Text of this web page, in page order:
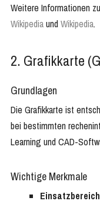
Weitere Informationen
Wikipediaund Wikipedia.
2. Grafikkarte
Grundlagen
Die Grafikkarte ist
bei bestimmten
Learning und CAD-
Wichtige Merkmale
Einsatzbereich